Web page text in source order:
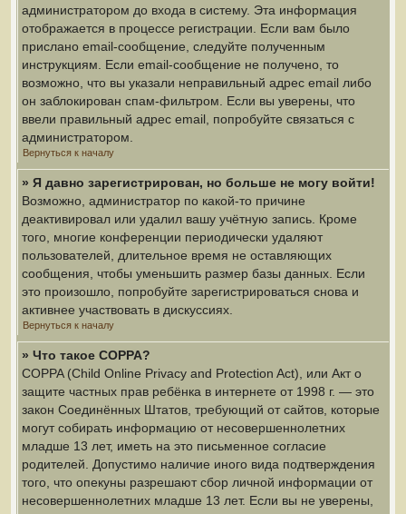
администратором до входа в систему. Эта информация
отображается в процессе регистрации. Если вам было
прислано email-сообщение, следуйте полученным
инструкциям. Если email-сообщение не получено, то
возможно, что вы указали неправильный адрес email либо
он заблокирован спам-фильтром. Если вы уверены, что
ввели правильный адрес email, попробуйте связаться с
администратором.
Вернуться к началу
» Я давно зарегистрирован, но больше не могу войти!
Возможно, администратор по какой-то причине
деактивировал или удалил вашу учётную запись. Кроме
того, многие конференции периодически удаляют
пользователей, длительное время не оставляющих
сообщения, чтобы уменьшить размер базы данных. Если
это произошло, попробуйте зарегистрироваться снова и
активнее участвовать в дискуссиях.
Вернуться к началу
» Что такое COPPA?
COPPA (Child Online Privacy and Protection Act), или Акт о
защите частных прав ребёнка в интернете от 1998 г. — это
закон Соединённых Штатов, требующий от сайтов, которые
могут собирать информацию от несовершеннолетних
младше 13 лет, иметь на это письменное согласие
родителей. Допустимо наличие иного вида подтверждения
того, что опекуны разрешают сбор личной информации от
несовершеннолетних младше 13 лет. Если вы не уверены,